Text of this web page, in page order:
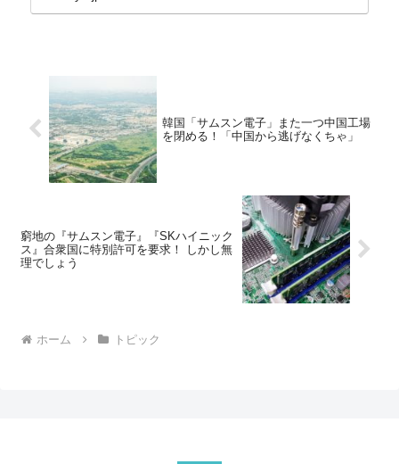
韓国「サムスン電子」また一つ中国工場
を閉める！「中国から逃げなくちゃ」
窮地の『サムスン電子』『SKハイニック
ス』合衆国に特別許可を要求！ しかし無
理でしょう
ホーム トピック